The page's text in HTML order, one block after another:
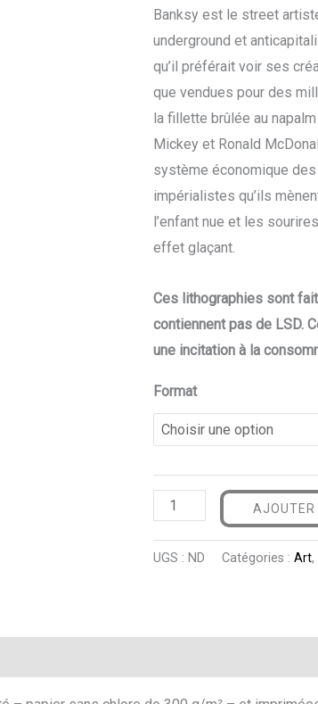
Banksy est le street
underground et
qu’il préférait voir ses
que vendues pour des
la fillette brûlée au
Mickey et Ronald
système économique
impérialistes qu’ils
l’enfant nue et les
effet glaçant.
Ces lithographies sont
contiennent pas de LSD.
une incitation à la
Format
AJOUTER
UGS : ND Catégories :Art,